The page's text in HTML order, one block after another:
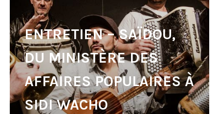
ENTRETIEN – SAÏDOU,
DU MINISTÈRE DES
AFFAIRES POPULAIRES À
SIDI WACHO